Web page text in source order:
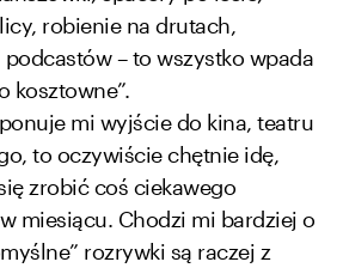
robienie na drutach,
podcastów – to wszystko wpada
kosztowne”.
mi wyjście do kina, teatru
to oczywiście chętnie idę,
zrobić coś ciekawego
miesiącu. Chodzi mi bardziej o
rozrywki są raczej z